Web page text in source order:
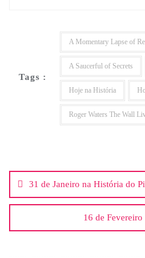
Tags :
A Momentary Lapse of
A Saucerful of Secrets
Hoje na História
Roger Waters The Wall
31 de Janeiro na História do
16 de